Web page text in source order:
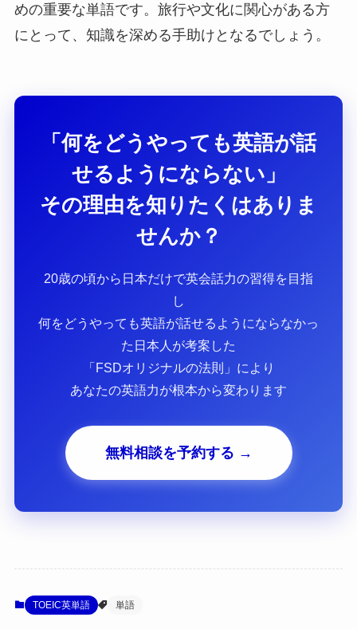
めの重要な単語です。旅行や文化に関心がある方
にとって、知識を深める手助けとなるでしょう。
「何をどうやっても英語が話
せるようにならない」
その理由を知りたくはありま
せんか？
20歳の頃から日本だけで英会話力の習得を目指
し
何をどうやっても英語が話せるようにならなかっ
た日本人が考案した
「FSDオリジナルの法則」により
あなたの英語力が根本から変わります
無料相談を予約する →
TOEIC英単語 単語